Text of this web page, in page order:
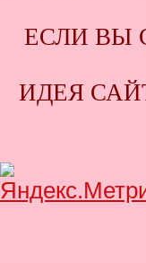
ЕСЛИ ВЫ
ИДЕЯ